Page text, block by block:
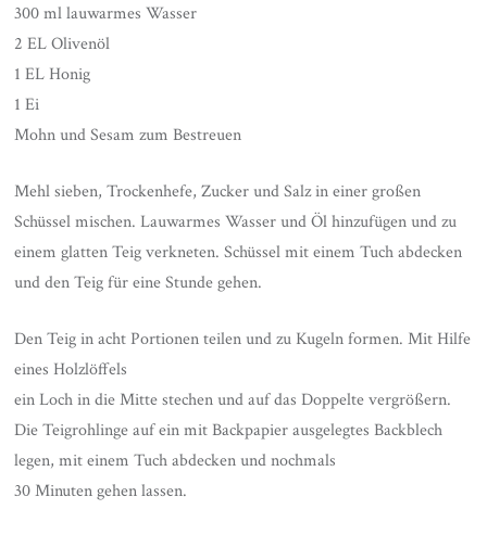
300 ml lauwarmes Wasser
2 EL Olivenöl
1 EL Honig
1 Ei
Mohn und Sesam zum Bestreuen
Mehl sieben, Trockenhefe, Zucker und Salz in einer großen
Schüssel mischen. Lauwarmes Wasser und Öl hinzufügen und zu
einem glatten Teig verkneten. Schüssel mit einem Tuch abdecken
und den Teig für eine Stunde gehen.
Den Teig in acht Portionen teilen und zu Kugeln formen. Mit Hilfe
eines Holzlöffels
ein Loch in die Mitte stechen und auf das Doppelte vergrößern.
Die Teigrohlinge auf ein mit Backpapier ausgelegtes Backblech
legen, mit einem Tuch abdecken und nochmals
30 Minuten gehen lassen.